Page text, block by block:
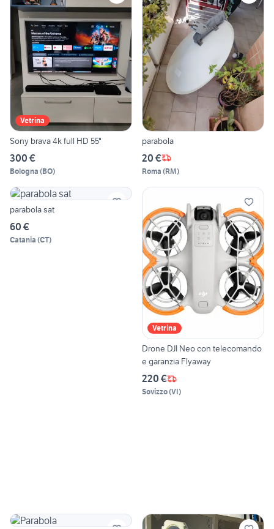
Vetrina
Sony brava 4k full HD 55"
300 €
Bologna (BO)
parabola
20 €
Roma (RM)
parabola sat
60 €
Catania (CT)
Vetrina
Drone DJI Neo con telecomando
e garanzia Flyaway
220 €
Sovizzo(VI)